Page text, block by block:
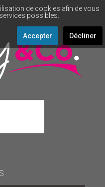
de cookies afin de vous
possibles.
Accepter Décliner